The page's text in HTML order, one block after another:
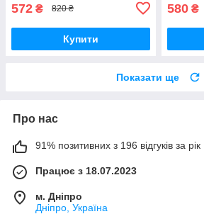
572 ₴ 820 ₴
Купити
580 ₴
Показати ще
Про нас
91% позитивних з 196 відгуків за рік
Працює з 18.07.2023
м. Дніпро
Дніпро, Україна